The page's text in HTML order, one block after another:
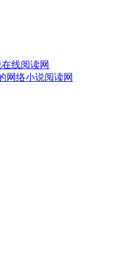
线阅读网
网络小说阅读网